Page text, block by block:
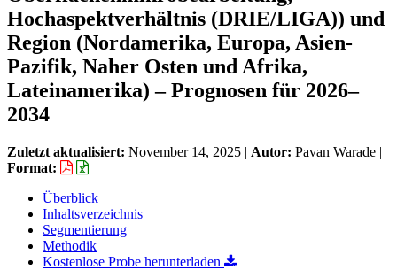
Hochaspektverhältnis (DRIE/LIGA)) und
Region (Nordamerika, Europa, Asien-
Pazifik, Naher Osten und Afrika,
Lateinamerika) – Prognosen für 2026–
2034
Zuletzt aktualisiert: November 14, 2025 | Autor: Pavan Warade |
Format:
Überblick
Inhaltsverzeichnis
Segmentierung
Methodik
Kostenlose Probe herunterladen